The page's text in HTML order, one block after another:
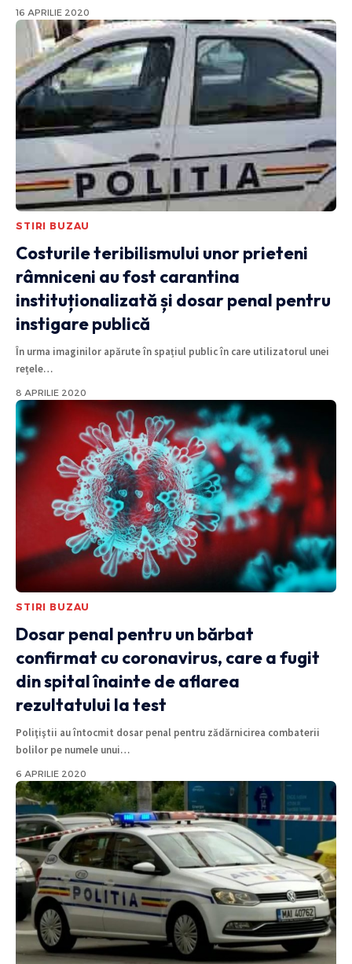
16 APRILIE 2020
STIRI BUZAU
Costurile teribilismului unor prieteni
râmniceni au fost carantina
instituționalizată și dosar penal pentru
instigare publică
În urma imaginilor apărute în spațiul public în care utilizatorul unei
rețele…
8 APRILIE 2020
STIRI BUZAU
Dosar penal pentru un bărbat
confirmat cu coronavirus, care a fugit
din spital înainte de aflarea
rezultatului la test
Poliţiştii au întocmit dosar penal pentru zădărnicirea combaterii
bolilor pe numele unui…
6 APRILIE 2020